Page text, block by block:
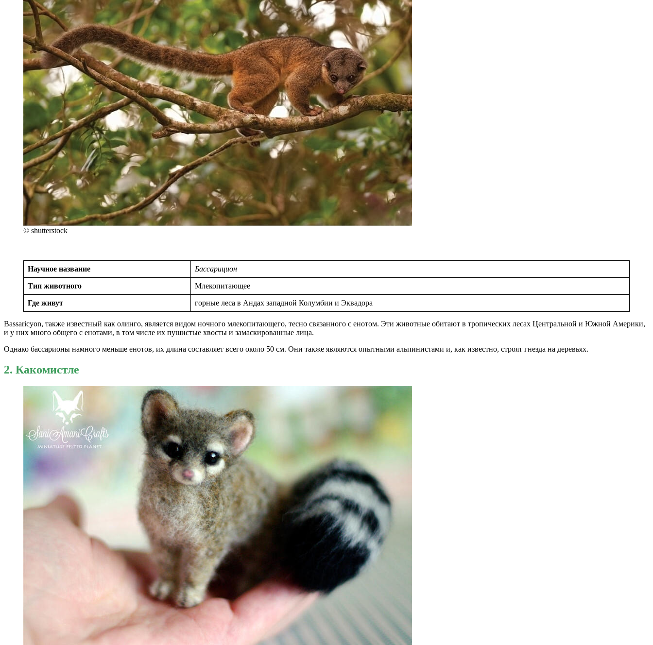
© shutterstock
Научное название Бассарицион
Тип животного Млекопитающее
Где живут горные леса в Андах западной Колумбии и Эквадора
Bassaricyon, также известный как олинго, является видом ночного млекопитающего, тесно связанного с енотом. Эти животные обитают в тропических лесах Центральной и Южной Америки,
и у них много общего с енотами, в том числе их пушистые хвосты и замаскированные лица.
Однако бассарионы намного меньше енотов, их длина составляет всего около 50 см. Они также являются опытными альпинистами и, как известно, строят гнезда на деревьях.
2. Какомистле